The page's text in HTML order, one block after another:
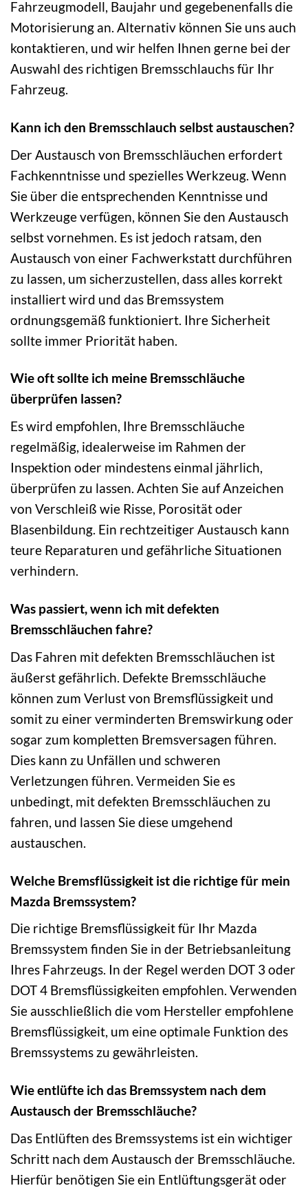
Fahrzeugmodell, Baujahr und gegebenenfalls die
Motorisierung an. Alternativ können Sie uns auch
kontaktieren, und wir helfen Ihnen gerne bei der
Auswahl des richtigen Bremsschlauchs für Ihr
Fahrzeug.
Kann ich den Bremsschlauch selbst austauschen?
Der Austausch von Bremsschläuchen erfordert
Fachkenntnisse und spezielles Werkzeug. Wenn
Sie über die entsprechenden Kenntnisse und
Werkzeuge verfügen, können Sie den Austausch
selbst vornehmen. Es ist jedoch ratsam, den
Austausch von einer Fachwerkstatt durchführen
zu lassen, um sicherzustellen, dass alles korrekt
installiert wird und das Bremssystem
ordnungsgemäß funktioniert. Ihre Sicherheit
sollte immer Priorität haben.
Wie oft sollte ich meine Bremsschläuche
überprüfen lassen?
Es wird empfohlen, Ihre Bremsschläuche
regelmäßig, idealerweise im Rahmen der
Inspektion oder mindestens einmal jährlich,
überprüfen zu lassen. Achten Sie auf Anzeichen
von Verschleiß wie Risse, Porosität oder
Blasenbildung. Ein rechtzeitiger Austausch kann
teure Reparaturen und gefährliche Situationen
verhindern.
Was passiert, wenn ich mit defekten
Bremsschläuchen fahre?
Das Fahren mit defekten Bremsschläuchen ist
äußerst gefährlich. Defekte Bremsschläuche
können zum Verlust von Bremsflüssigkeit und
somit zu einer verminderten Bremswirkung oder
sogar zum kompletten Bremsversagen führen.
Dies kann zu Unfällen und schweren
Verletzungen führen. Vermeiden Sie es
unbedingt, mit defekten Bremsschläuchen zu
fahren, und lassen Sie diese umgehend
austauschen.
Welche Bremsflüssigkeit ist die richtige für mein
Mazda Bremssystem?
Die richtige Bremsflüssigkeit für Ihr Mazda
Bremssystem finden Sie in der Betriebsanleitung
Ihres Fahrzeugs. In der Regel werden DOT 3 oder
DOT 4 Bremsflüssigkeiten empfohlen. Verwenden
Sie ausschließlich die vom Hersteller empfohlene
Bremsflüssigkeit, um eine optimale Funktion des
Bremssystems zu gewährleisten.
Wie entlüfte ich das Bremssystem nach dem
Austausch der Bremsschläuche?
Das Entlüften des Bremssystems ist ein wichtiger
Schritt nach dem Austausch der Bremsschläuche.
Hierfür benötigen Sie ein Entlüftungsgerät oder